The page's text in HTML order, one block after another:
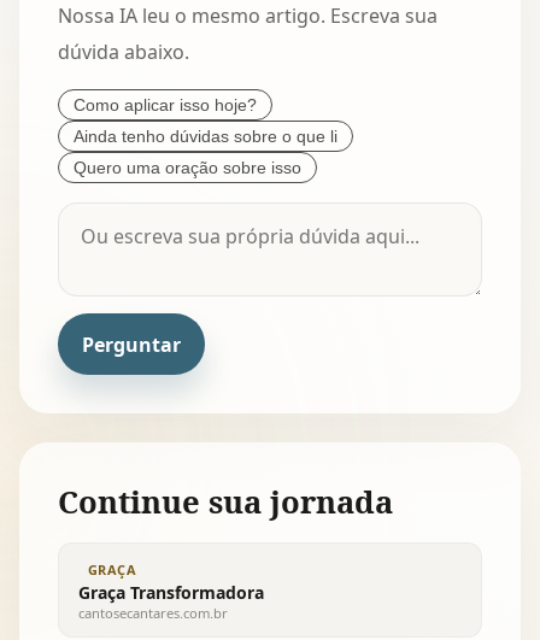
Nossa IA leu o mesmo artigo. Escreva sua
dúvida abaixo.
Como aplicar isso hoje?
Ainda tenho dúvidas sobre o que li
Quero uma oração sobre isso
Perguntar
Continue sua jornada
GRAÇA
Graça Transformadora
cantosecantares.com.br